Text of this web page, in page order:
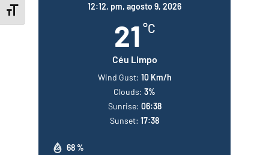
Toggle Font size
12:12, pm, agosto 9, 2026
21 °C
Céu Limpo
68 %
Wind Gust: 10 Km/h
Clouds: 3%
Sunrise: 06:38
Sunset: 17:38